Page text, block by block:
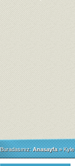
Buradasınız: Anasayfa » Kyle